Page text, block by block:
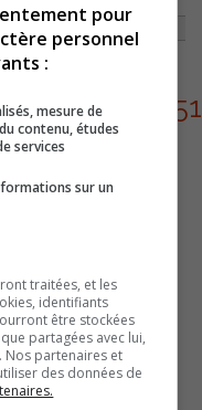
pour
personnel
:
mesure de
contenu, études
services
sur un
traitées, et les
identifiants
être stockées
partagées avec lui,
Nos partenaires et
des données de